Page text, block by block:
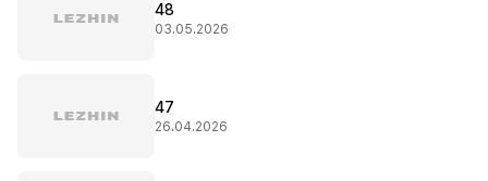
48
03.05.2026
47
26.04.2026